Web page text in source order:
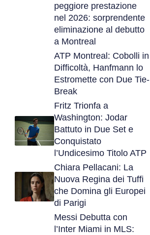
peggiore prestazione
nel 2026: sorprendente
eliminazione al debutto
a Montreal
ATP Montreal: Cobolli in
Difficoltà, Hanfmann lo
Estromette con Due Tie-
Break
Fritz Trionfa a
Washington: Jodar
Battuto in Due Set e
Conquistato
l’Undicesimo Titolo ATP
Chiara Pellacani: La
Nuova Regina dei Tuffi
che Domina gli Europei
di Parigi
Messi Debutta con
l’Inter Miami in MLS: